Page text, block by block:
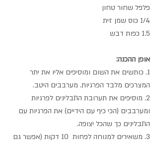
פלפל שחור טחון
1/4 כוס שמן זית
1.5 כפות דבש
אופן ההכנה:
1. כותשים את השום ומוסיפים אליו את יתר
המצרכים מלבד הפרגיות. מערבבים היטב.
2. מוסיפים את תערובת התבלינים לפרגיות
ומערבבים (הכי כיף עם הידיים) את הפרגיות עם
התבלינים כך שהכל יצופה.
3. משאירים למנוחה לפחות  10 דקות (אפשר גם